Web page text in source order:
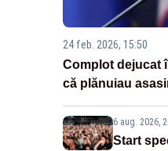
24 feb. 2026, 15:50
Complot dejucat
că plănuiau
6 aug. 2026,
Start